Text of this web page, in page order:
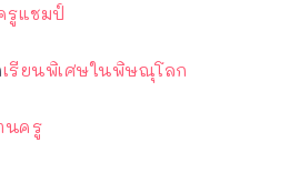
รูแชมป์
เรียนพิเศษในพิษณุโลก
นครู